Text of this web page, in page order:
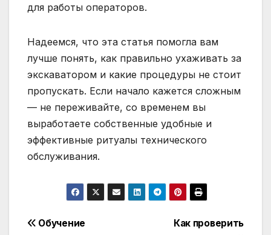
для работы операторов.
Надеемся, что эта статья помогла вам
лучше понять, как правильно ухаживать за
экскаватором и какие процедуры не стоит
пропускать. Если начало кажется сложным
— не переживайте, со временем вы
выработаете собственные удобные и
эффективные ритуалы технического
обслуживания.
Навигация
Как проверить
Обучение